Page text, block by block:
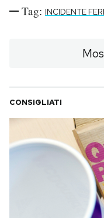
Tag: INCIDENTE
CONSIGLIATI